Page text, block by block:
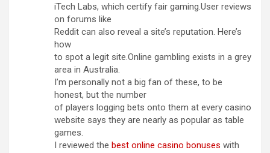
iTech Labs, which certify fair gaming.User reviews
on forums like
Reddit can also reveal a site’s reputation. Here’s
how
to spot a legit site.Online gambling exists in a grey
area in Australia.
I’m personally not a big fan of these, to be
honest, but the number
of players logging bets onto them at every casino
website says they are nearly as popular as table
games.
I reviewed the best online casino bonuses with